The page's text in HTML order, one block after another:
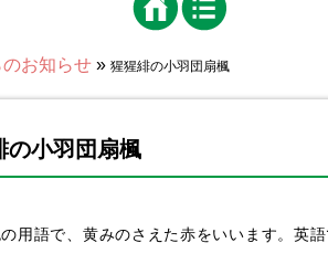
お知らせ » 猩猩緋の小羽団扇楓
の小羽団扇楓
用語で、黄みのさえた赤をいいます。英